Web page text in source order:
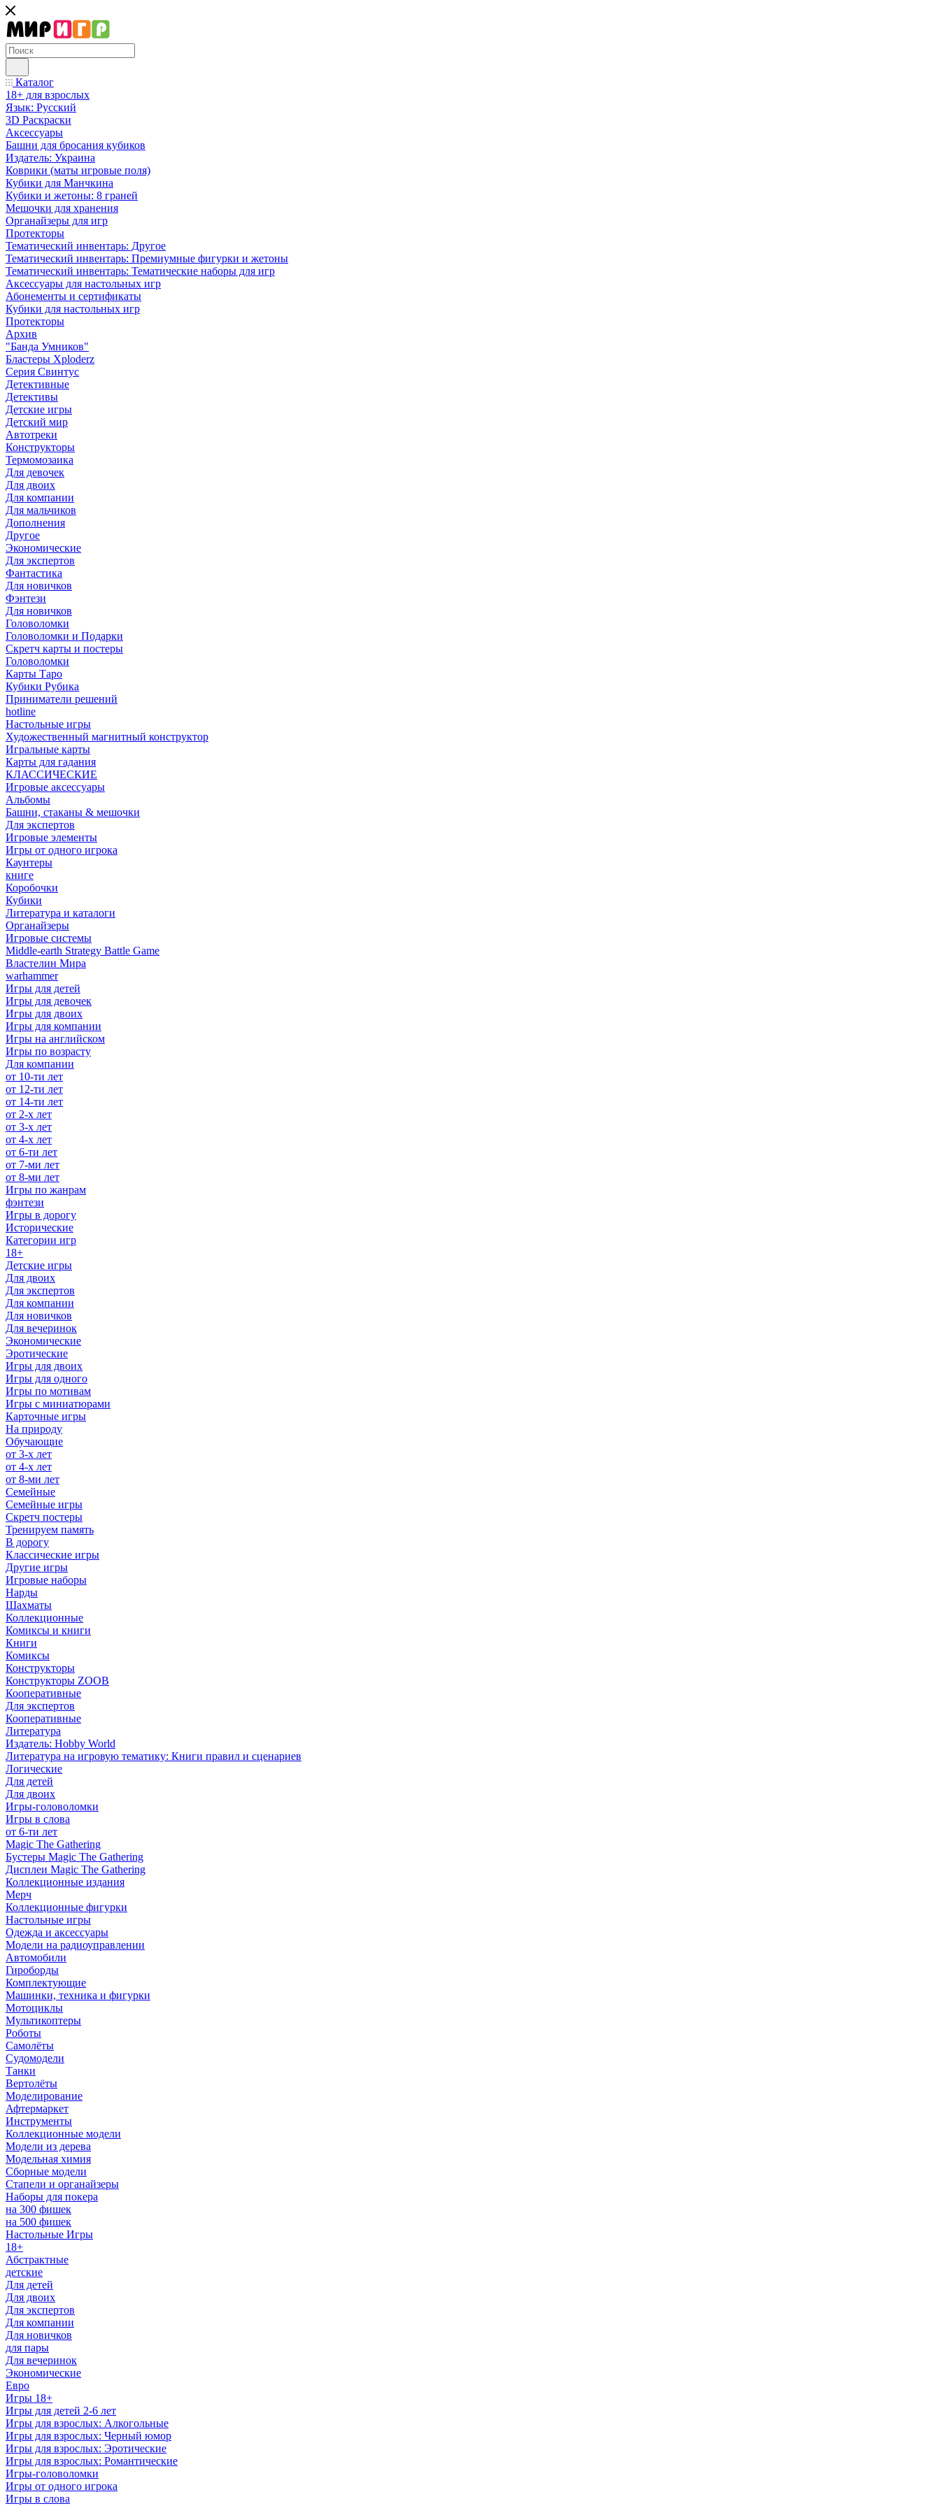
Каталог
18+ для взрослых
Язык: Русский
3D Раскраски
Аксессуары
Башни для бросания кубиков
Издатель: Украина
Коврики (маты игровые поля)
Кубики для Манчкина
Кубики и жетоны: 8 граней
Мешочки для хранения
Органайзеры для игр
Протекторы
Тематический инвентарь: Другое
Тематический инвентарь: Премиумные фигурки и жетоны
Тематический инвентарь: Тематические наборы для игр
Аксессуары для настольных игр
Абонементы и сертификаты
Кубики для настольных игр
Протекторы
Архив
"Банда Умников"
Бластеры Xploderz
Cерия Свинтус
Детективные
Детективы
Детские игры
Детский мир
Автотреки
Конструкторы
Термомозаика
Для девочек
Для двоих
Для компании
Для мальчиков
Дополнения
Другое
Экономические
Для экспертов
Фантастика
Для новичков
Фэнтези
Для новичков
Головоломки
Головоломки и Подарки
Cкретч карты и постеры
Головоломки
Карты Таро
Кубики Рубика
Приниматели решений
hotline
Настольные игры
Художественный магнитный конструктор
Игральные карты
Карты для гадания
КЛАССИЧЕСКИЕ
Игровые аксессуары
Альбомы
Башни, стаканы & мешочки
Для экспертов
Игровые элементы
Игры от одного игрока
Каунтеры
книге
Коробочки
Кубики
Литература и каталоги
Органайзеры
Игровые системы
Middle-earth Strategy Battle Game
Властелин Мира
warhammer
Игры для детей
Игры для девочек
Игры для двоих
Игры для компании
Игры на английском
Игры по возрасту
Для компании
от 10-ти лет
от 12-ти лет
от 14-ти лет
от 2-х лет
от 3-х лет
от 4-х лет
от 6-ти лет
от 7-ми лет
от 8-ми лет
Игры по жанрам
фэнтези
Игры в дорогу
Исторические
Категории игр
18+
Детские игры
Для двоих
Для экспертов
Для компании
Для новичков
Для вечеринок
Экономические
Эротические
Игры для двоих
Игры для одного
Игры по мотивам
Игры с миниатюрами
Карточные игры
На природу
Обучающие
от 3-х лет
от 4-х лет
от 8-ми лет
Семейные
Семейные игры
Скретч постеры
Тренируем память
В дорогу
Классические игры
Другие игры
Игровые наборы
Нарды
Шахматы
Коллекционные
Комиксы и книги
Книги
Комиксы
Конструкторы
Конструкторы ZOOB
Кооперативные
Для экспертов
Кооперативные
Литература
Издатель: Hobby World
Литература на игровую тематику: Книги правил и сценариев
Логические
Для детей
Для двоих
Игры-головоломки
Игры в слова
от 6-ти лет
Magic The Gathering
Бустеры Magic The Gathering
Дисплеи Magic The Gathering
Коллекционные издания
Мерч
Коллекционные фигурки
Настольные игры
Одежда и аксессуары
Модели на радиоуправлении
Автомобили
Гироборды
Комплектующие
Машинки, техника и фигурки
Мотоциклы
Мультикоптеры
Роботы
Самолёты
Судомодели
Танки
Вертолёты
Моделирование
Афтермаркет
Инструменты
Коллекционные модели
Модели из дерева
Модельная химия
Сборные модели
Стапели и органайзеры
Наборы для покера
на 300 фишек
на 500 фишек
Настольные Игры
18+
Абстрактные
детские
Для детей
Для двоих
Для экспертов
Для компании
Для новичков
для пары
Для вечеринок
Экономические
Евро
Игры 18+
Игры для детей 2-6 лет
Игры для взрослых: Алкогольные
Игры для взрослых: Черный юмор
Игры для взрослых: Эротические
Игры для взрослых: Романтические
Игры-головоломки
Игры от одного игрока
Игры в слова